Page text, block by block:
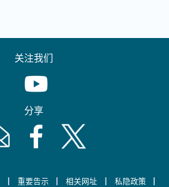
关注我们
Youtube [This link will pop up in
分享
[This link will pop up in a new
Facebook [This link will pop up
Twitter [This link will
| 重要告示 | 相关网址 | 私隐政策 |